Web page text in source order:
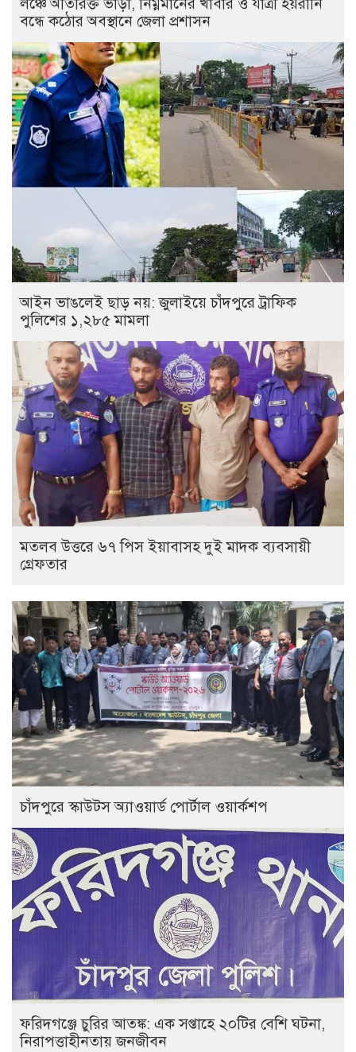
বন্ধে কঠোর অবস্থানে জেলা প্রশাসন
আইন ভাঙলেই ছাড় নয়: জুলাইয়ে চাঁদপুরে ট্রাফিক
পুলিশের ১,২৮৫ মামলা
মতলব উত্তরে ৬৭ পিস ইয়াবাসহ দুই মাদক ব্যবসায়ী
গ্রেফতার
চাঁদপুরে স্কাউটস অ্যাওয়ার্ড পোর্টাল ওয়ার্কশপ
ফরিদগঞ্জে চুরির আতঙ্ক: এক সপ্তাহে ২০টির বেশি ঘটনা,
নিরাপত্তাহীনতায় জনজীবন